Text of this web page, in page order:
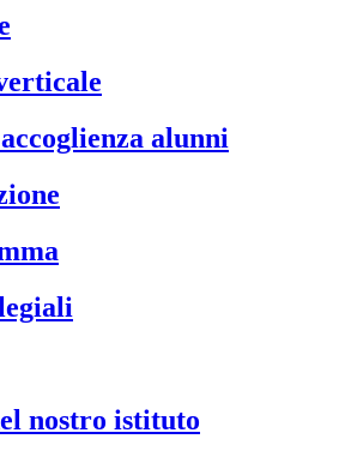
alunni
nostro istituto